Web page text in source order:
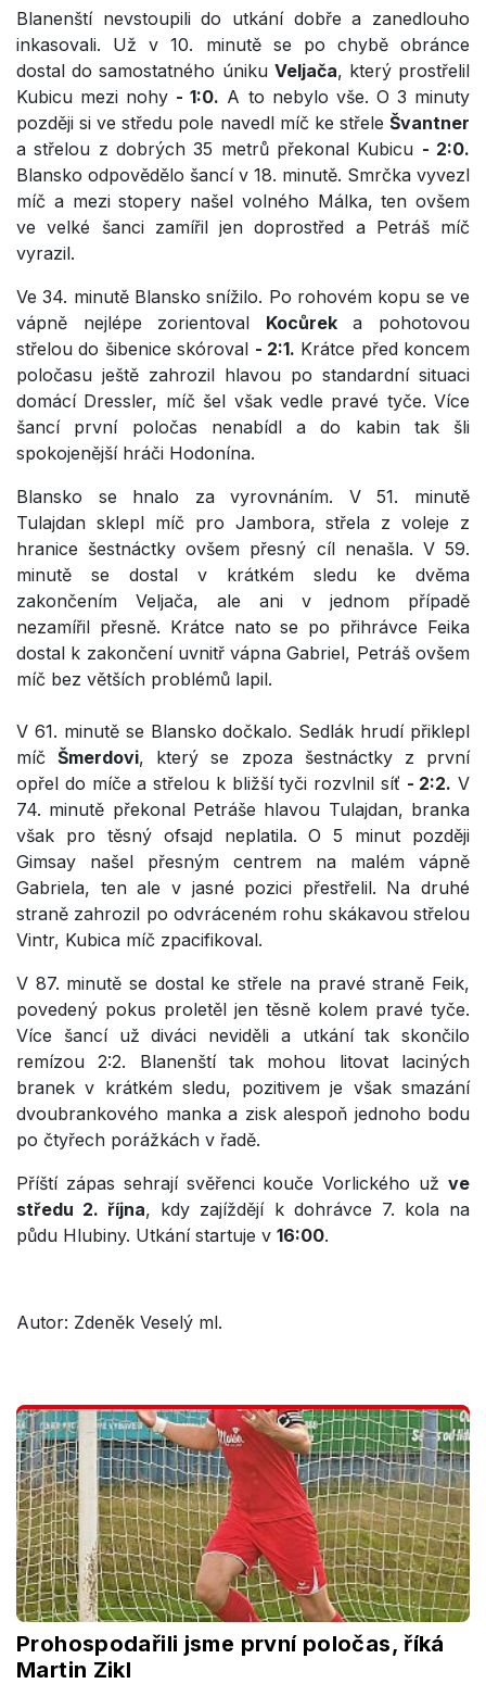
Blanenští nevstoupili do utkání dobře a zanedlouho
inkasovali. Už v 10. minutě se po chybě obránce
dostal do samostatného úniku Veljača, který prostřelil
Kubicu mezi nohy - 1:0. A to nebylo vše. O 3 minuty
později si ve středu pole navedl míč ke střele Švantner
a střelou z dobrých 35 metrů překonal Kubicu - 2:0.
Blansko odpovědělo šancí v 18. minutě. Smrčka vyvezl
míč a mezi stopery našel volného Málka, ten ovšem
ve velké šanci zamířil jen doprostřed a Petráš míč
vyrazil.
Ve 34. minutě Blansko snížilo. Po rohovém kopu se ve
vápně nejlépe zorientoval Kocůreka pohotovou
střelou do šibenice skóroval - 2:1. Krátce před koncem
poločasu ještě zahrozil hlavou po standardní situaci
domácí Dressler, míč šel však vedle pravé tyče. Více
šancí první poločas nenabídl a do kabin tak šli
spokojenější hráči Hodonína.
Blansko se hnalo za vyrovnáním. V 51. minutě
Tulajdan sklepl míč pro Jambora, střela z voleje z
hranice šestnáctky ovšem přesný cíl nenašla. V 59.
minutě se dostal v krátkém sledu ke dvěma
zakončením Veljača, ale ani v jednom případě
nezamířil přesně. Krátce nato se po přihrávce Feika
dostal k zakončení uvnitř vápna Gabriel, Petráš ovšem
míč bez větších problémů lapil.
V 61. minutě se Blansko dočkalo. Sedlák hrudí přiklepl
míčŠmerdovi, který se zpoza šestnáctky z první
opřel do míče a střelou k bližší tyči rozvlnil síť - 2:2. V
74. minutě překonal Petráše hlavou Tulajdan, branka
však pro těsný ofsajd neplatila. O 5 minut později
Gimsay našel přesným centrem na malém vápně
Gabriela, ten ale v jasné pozici přestřelil. Na druhé
straně zahrozil po odvráceném rohu skákavou střelou
Vintr, Kubica míč zpacifikoval.
V 87. minutě se dostal ke střele na pravé straně Feik,
povedený pokus proletěl jen těsně kolem pravé tyče.
Více šancí už diváci neviděli a utkání tak skončilo
remízou 2:2. Blanenští tak mohou litovat laciných
branek v krátkém sledu, pozitivem je však smazání
dvoubrankového manka a zisk alespoň jednoho bodu
po čtyřech porážkách v řadě.
Příští zápas sehrají svěřenci kouče Vorlického už ve
středu 2. října, kdy zajíždějí k dohrávce 7. kola na
půdu Hlubiny. Utkání startuje v 16:00.
Autor: Zdeněk Veselý ml.
Prohospodařili jsme první poločas, říká
Martin Zikl